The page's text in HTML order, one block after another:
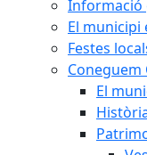
Informació
El municipi
Festes
Coneguem
El